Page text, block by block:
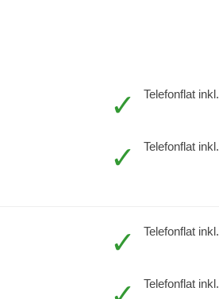
Telefonflat inkl.
Telefonflat inkl.
Telefonflat inkl.
Telefonflat inkl.